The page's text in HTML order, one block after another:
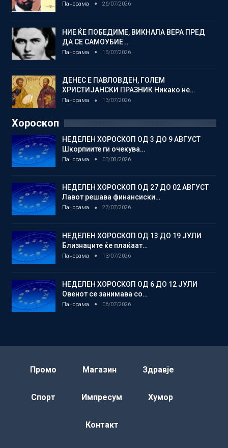
Панорама 26/07/2026
НИЕ ЌЕ ПОБЕДИМЕ, ВИКНАЛА ВЕРА ПРЕД
ДА СЕ САМОУБИЕ…
Панорама 15/07/2026
ДЕНЕС Е ПАВЛОВДЕН, ГОЛЕМ
ХРИСТИЈАНСКИ ПРАЗНИК Никако не…
Панорама 13/07/2026
Хороскоп
НЕДЕЛЕН ХОРОСКОП ОД 3 ДО 9 АВГУСТ
Шкорпиите ги очекува…
Панорама 03/08/2026
НЕДЕЛЕН ХОРОСКОП ОД 27 ДО 02 АВГУСТ
Лавот решава финансиски…
Панорама 27/07/2026
НЕДЕЛЕН ХОРОСКОП ОД 13 ДО 19 ЈУЛИ
Близнаците ќе плаќаат…
Панорама 13/07/2026
НЕДЕЛЕН ХОРОСКОП ОД 6 ДО 12 ЈУЛИ
Овенот се занимава со…
Панорама 06/07/2026
Промо Магазин Здравје
Спорт Импресум Хумор
Контакт